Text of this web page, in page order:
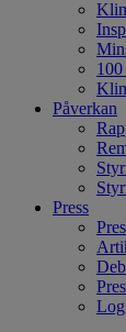
Påverkan
Press